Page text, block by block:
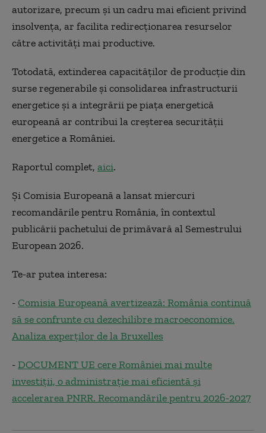
autorizare, precum și un cadru mai eficient privind
insolvența, ar facilita redirecționarea resurselor
către activități mai productive.
Totodată, extinderea capacităților de producție din
surse regenerabile și consolidarea infrastructurii
energetice și a integrării pe piața energetică
europeană ar contribui la creșterea securității
energetice a României.
Raportul complet, aici.
Și Comisia Europeană a lansat miercuri
recomandările pentru România, în contextul
publicării pachetului de primăvară al Semestrului
European 2026.
Te-ar putea interesa:
- Comisia Europeană avertizează: România continuă
să se confrunte cu dezechilibre macroeconomice.
Analiza experților de la Bruxelles
- DOCUMENT UE cere României mai multe
investiții, o administrație mai eficientă și
accelerarea PNRR. Recomandările pentru 2026-2027